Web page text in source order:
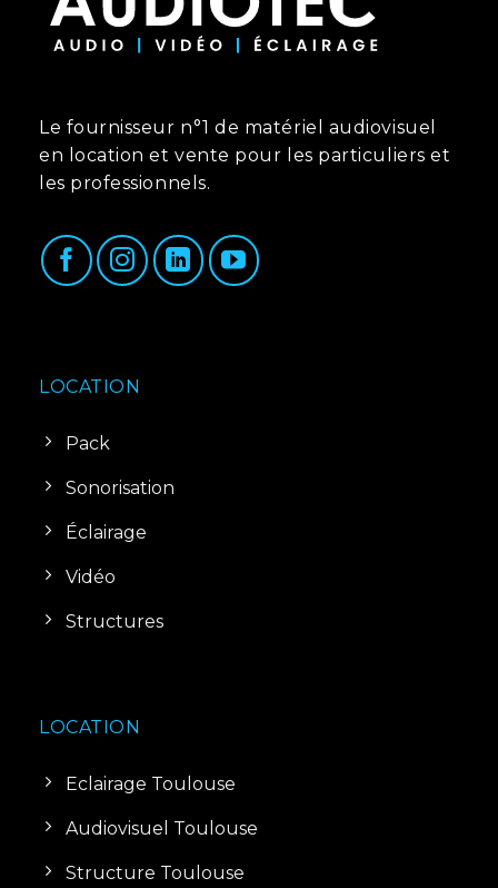
Le fournisseur n°1 de matériel audiovisuel
en location et vente pour les particuliers et
les professionnels.
LOCATION
Pack
Sonorisation
Éclairage
Vidéo
Structures
LOCATION
Eclairage Toulouse
Audiovisuel Toulouse
Structure Toulouse